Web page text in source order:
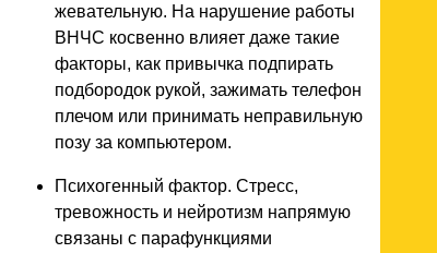
жевательную. На нарушение работы
ВНЧС косвенно влияет даже такие
факторы, как привычка подпирать
подбородок рукой, зажимать телефон
плечом или принимать неправильную
позу за компьютером.
Психогенный фактор. Стресс,
тревожность и нейротизм напрямую
связаны с парафункциями